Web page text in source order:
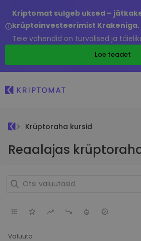
Kriptomat sulgeb uksed –
krüptoinvesteerimist Krakeniga.
Teie vahendid on turvalised ja
Loe teadet
Krüptoraha kursid
Reaalajas
Valuuta